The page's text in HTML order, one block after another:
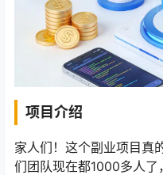
项目介绍
家人们！这个副业项目真
们团队现在都1000多人